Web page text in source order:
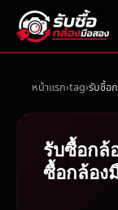
หน้าแรก tag รับซื้อ
รับซื้อกล้
ซื้อกล้อง